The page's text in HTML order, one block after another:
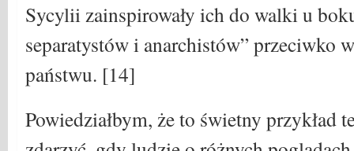
Sycylii zainspirowały ich do walki u
separatystów i anarchistów” przeciwko
państwu. [14]
Powiedziałbym, że to świetny przykład